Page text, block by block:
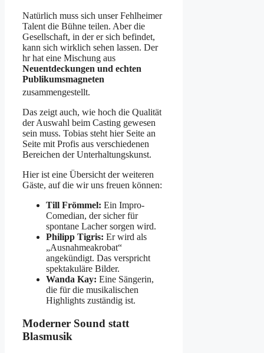
Natürlich muss sich unser Fehlheimer
Talent die Bühne teilen. Aber die
Gesellschaft, in der er sich befindet,
kann sich wirklich sehen lassen. Der
hr hat eine Mischung aus
Neuentdeckungen und echten
Publikumsmagneten
zusammengestellt.
Das zeigt auch, wie hoch die Qualität
der Auswahl beim Casting gewesen
sein muss. Tobias steht hier Seite an
Seite mit Profis aus verschiedenen
Bereichen der Unterhaltungskunst.
Hier ist eine Übersicht der weiteren
Gäste, auf die wir uns freuen können:
Till Frömmel: Ein Impro-
Comedian, der sicher für
spontane Lacher sorgen wird.
Philipp Tigris: Er wird als
„Ausnahmeakrobat“
angekündigt. Das verspricht
spektakuläre Bilder.
Wanda Kay: Eine Sängerin,
die für die musikalischen
Highlights zuständig ist.
Moderner Sound statt
Blasmusik